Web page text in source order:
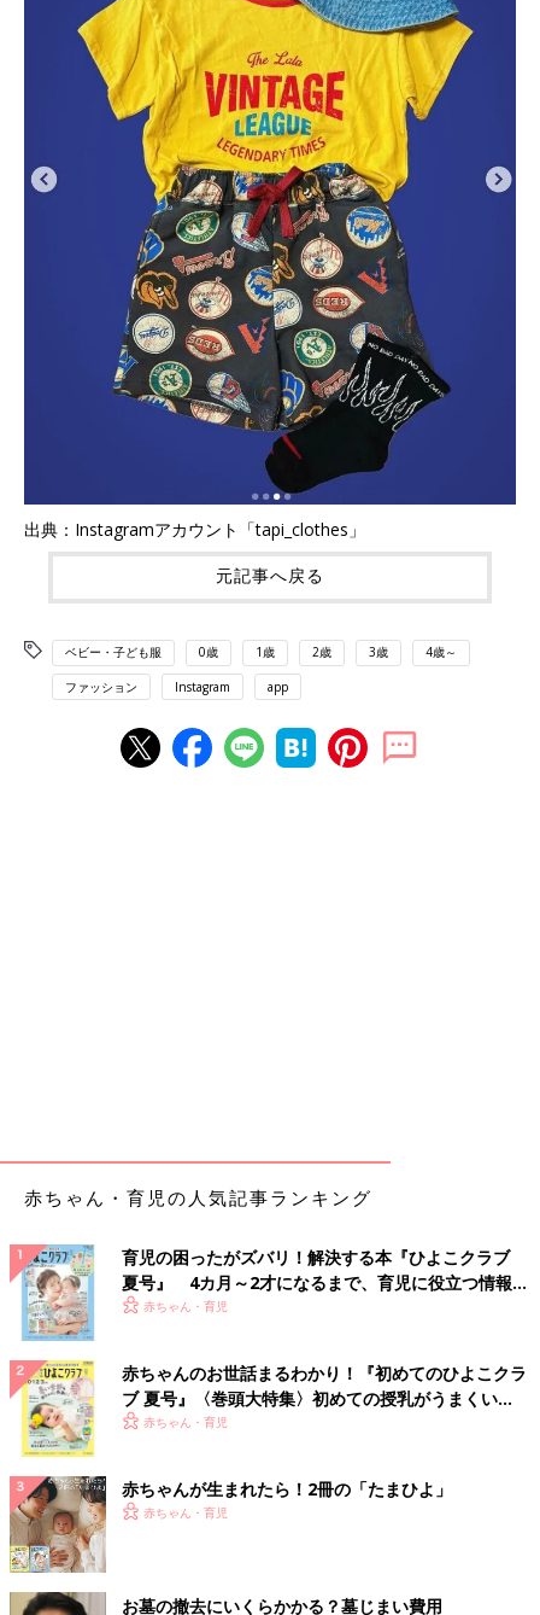
出典：Instagramアカウント「tapi_clothes」
元記事へ戻る
ベビー・子ども服 0歳 1歳 2歳 3歳 4歳～
ファッション Instagram app
赤ちゃん・育児の人気記事ランキング
育児の困ったがズバリ！解決する本『ひよこクラブ
夏号』 4カ月～2才になるまで、育児に役立つ情報が
いっぱい！
赤ちゃん・育児
赤ちゃんのお世話まるわかり！『初めてのひよこクラ
ブ 夏号』〈巻頭大特集〉初めての授乳がうまくい
く！ おっぱい・ミルクの基本と夏のトラブル 解決テ
赤ちゃん・育児
赤ちゃんが生まれたら！2冊の「たまひよ」
赤ちゃん・育児
お墓の撤去にいくらかかる？墓じまい費用